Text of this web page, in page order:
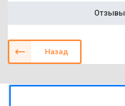
Отзывы
Назад